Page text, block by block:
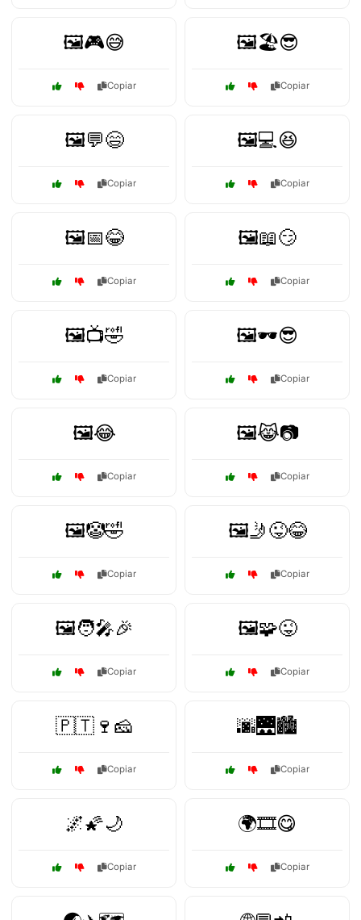
🖼️🎮😅
Copiar
🖼️🏖️😎
Copiar
🖼️💬😄
Copiar
🖼️💻😆
Copiar
🖼️📅😂
Copiar
🖼️📖😏
Copiar
🖼️📺🤣
Copiar
🖼️🕶️😎
Copiar
🖼️😂
Copiar
🖼️😹📷
Copiar
🖼️🤡🤣
Copiar
🖼️🤳😜😂
Copiar
🖼️🧑‍🎤🎉
Copiar
🖼️🧩😜
Copiar
🇵🇹🍷🧀
Copiar
🌆🌉🏙️
Copiar
🌌🌠🌙
Copiar
🌍🎞️😋
Copiar